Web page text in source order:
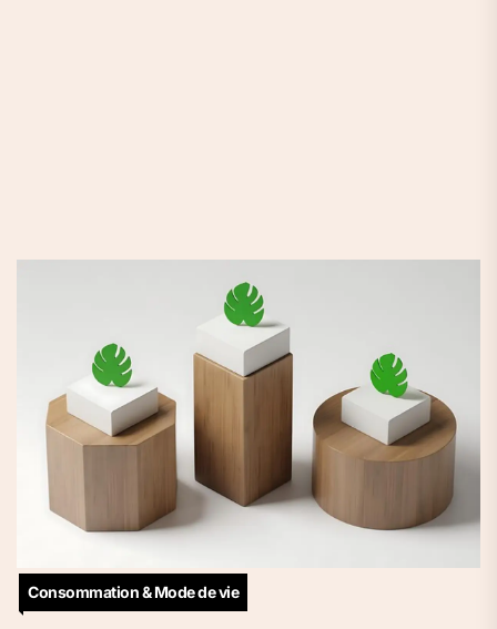
Consommation & Mode de vie